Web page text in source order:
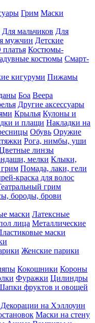
Грим Маски
Для мальчиков Для
мужчин Детские
платья Костюмы-
костюмы Смарт-
кигуруми Пижамы
Боа Веера
Другие аксессуары
Крылья Кулоны и
и плащи Накладки на
Обувь Оружие
Рога, нимбы, уши
линзы
мелки Клыки,
Помада, лаки, гели
краска для волос
грим
бороды, брови
маски Латексные
лица Металлические
маски
Женские парики
Кокошники Короны
Фуражки Цилиндры
фруктов и овощей
Декорации на Хэллоуин
Маски на стену